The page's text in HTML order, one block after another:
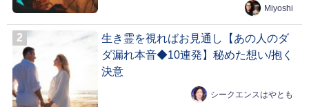
Miyoshi
生き霊を視ればお見通し【あの人のダ
ダ漏れ本音◆10連発】秘めた想い/抱く
決意
シークエンスはやとも